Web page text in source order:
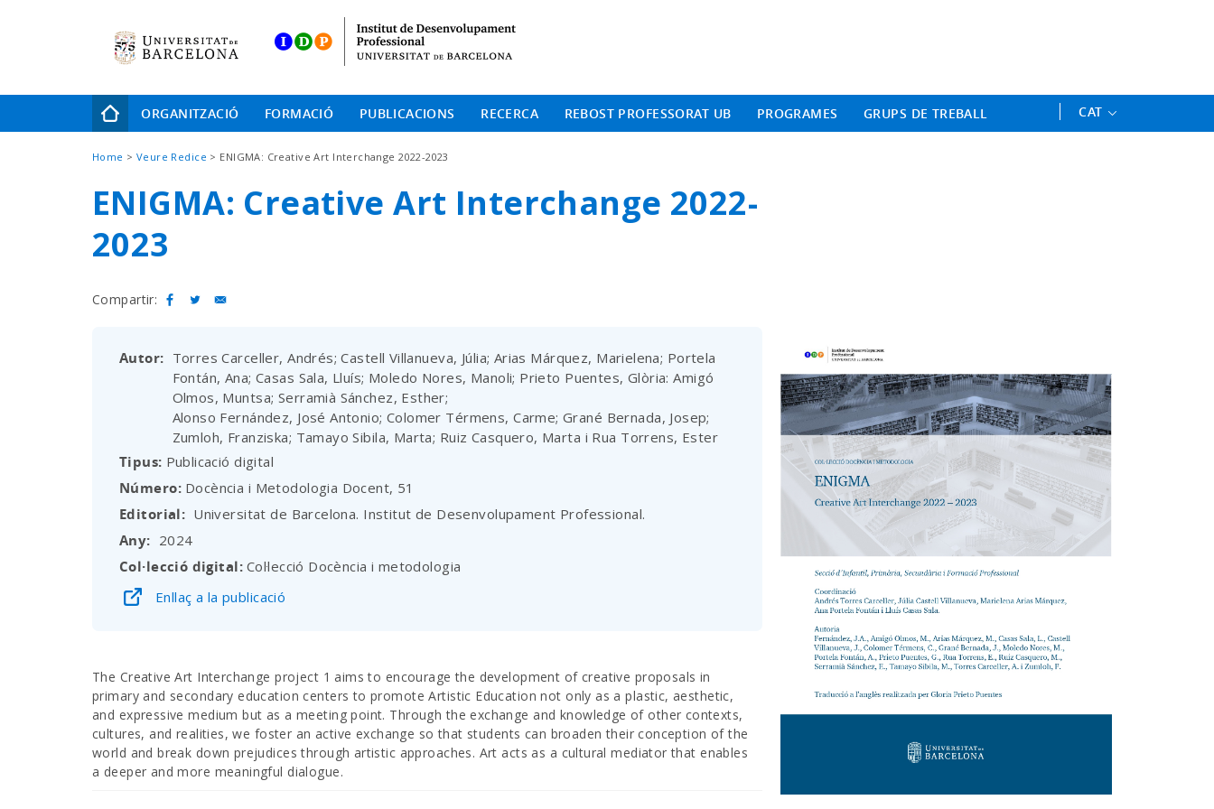
Navegació
principal
ORGANITZACIÓ FORMACIÓ PUBLICACIONS RECERCA REBOST PROFESSORAT UB PROGRAMES GRUPS DE TREBALL CAT
Fil
Home Veure Redice ENIGMA: Creative Art Interchange 2022-2023
ENIGMA: Creative Art Interchange 2022-
2023
Compartir:
Autor
Torres Carceller, Andrés; Castell Villanueva, Júlia; Arias Márquez, Marielena; Portela
Fontán, Ana; Casas Sala, Lluís; Moledo Nores, Manoli; Prieto Puentes, Glòria: Amigó
Olmos, Muntsa; Serramià Sánchez, Esther;
Alonso Fernández, José Antonio; Colomer Térmens, Carme; Grané Bernada, Josep;
Zumloh, Franziska; Tamayo Sibila, Marta; Ruiz Casquero, Marta i Rua Torrens, Ester
Tipus Publicació digital
Número Docència i Metodologia Docent, 51
Editorial Universitat de Barcelona. Institut de Desenvolupament Professional.
Any 2024
Col·lecció digital Col·lecció Docència i metodologia
Enllaç a la publicació
The Creative Art Interchange project 1 aims to encourage the development of creative proposals in
primary and secondary education centers to promote Artistic Education not only as a plastic, aesthetic,
and expressive medium but as a meeting point. Through the exchange and knowledge of other contexts,
cultures, and realities, we foster an active exchange so that students can broaden their conception of the
world and break down prejudices through artistic approaches. Art acts as a cultural mediator that enables
a deeper and more meaningful dialogue.